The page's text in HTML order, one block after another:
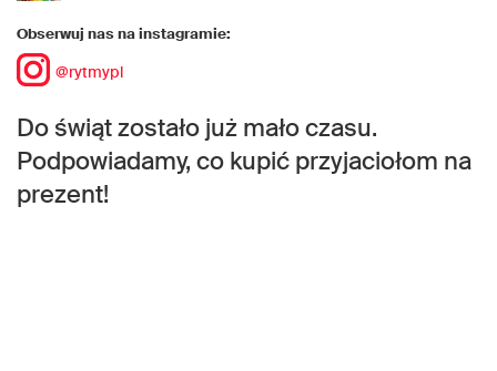
Obserwuj nas na instagramie:
@rytmypl
Do świąt zostało już mało czasu.
Podpowiadamy, co kupić przyjaciołom na
prezent!